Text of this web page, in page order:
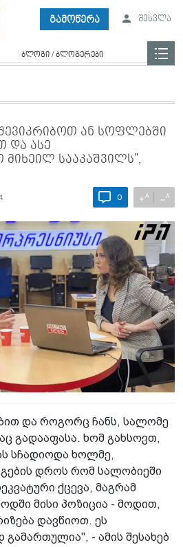
გამოწერა შესვლა
ბლოგი / ბლოგერები
ან სოფლებში
და ასე
სააკაშვილს",
0 +A −A
და როგორც ჩანს, სალომე
გადააფასა. ხომ გახსოვთ,
სჩადიოდა ხოლმე,
დროს რომ სალობიეში
ქცევა, მაგრამ
მისი პოზიცია - მოდით,
დავწიოთ. ეს
- ამის შესახებ